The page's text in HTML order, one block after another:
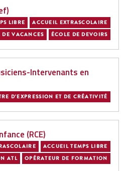
LIBRE
ACCUEIL EXTRASCOLAIRE
DE VACANCES
ÉCOLE DE DEVOIRS
Intervenants en
D'EXPRESSION ET DE CRÉATIVITÉ
(RCE)
ACCUEIL TEMPS LIBRE
ATL
OPÉRATEUR DE FORMATION